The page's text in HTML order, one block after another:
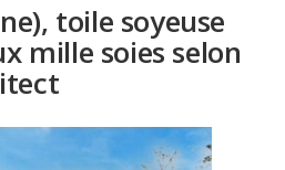
toile soyeuse
mille soies selon